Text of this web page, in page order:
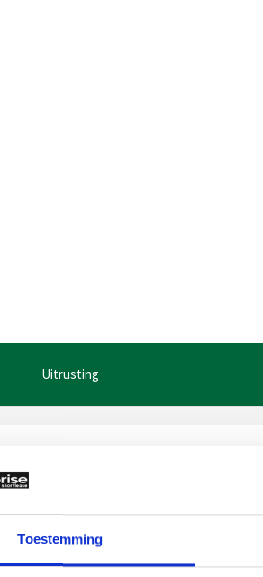
Toestemming
Uitrusting
spreken?